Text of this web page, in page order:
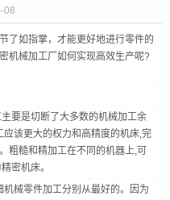
08
了如指掌，才能更好地进行零件的
机械加工厂如何实现高效生产呢?
要是切断了大多数的机械加工余
该更大的权力和高精度的机床,完
粗糙和精加工在不同的机器上,可
密机床。
械零件加工分别从最好的。因为